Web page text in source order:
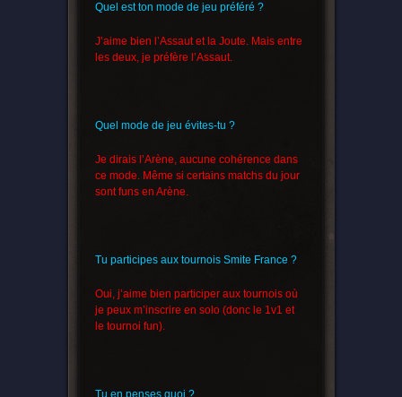
Quel est ton mode de jeu préféré ?
J’aime bien l’Assaut et la Joute. Mais entre
les deux, je préfère l’Assaut.
Quel mode de jeu évites-tu ?
Je dirais l’Arène, aucune cohérence dans
ce mode. Même si certains matchs du jour
sont funs en Arène.
Tu participes aux tournois Smite France ?
Oui, j’aime bien participer aux tournois où
je peux m’inscrire en solo (donc le 1v1 et
le tournoi fun).